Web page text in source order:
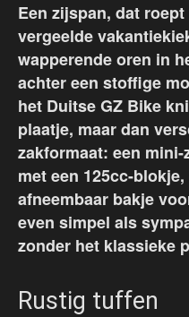
Een zijspan, dat
vergeelde
wapperende oren in
achter een stoffige
het Duitse GZ Bike
plaatje, maar dan
zakformaat: een
met een 125cc-
afneembaar bakje
even simpel als
zonder het klassieke
Rustig tuffen